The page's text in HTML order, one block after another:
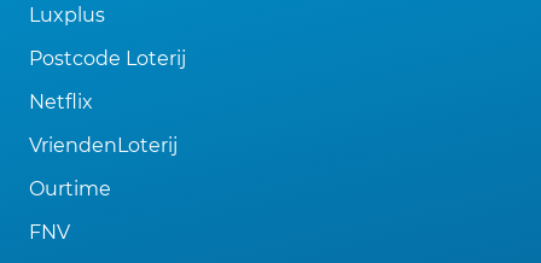
Luxplus
Postcode Loterij
Netflix
VriendenLoterij
Ourtime
FNV